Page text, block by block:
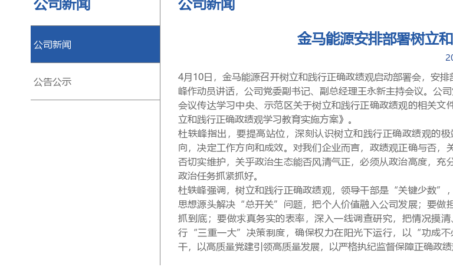
公司新闻
公告公示
金马能源安排部署树立
4月10日，金马能源召开树立和践行正确政绩观启动部署会，安排
峰作动员讲话，公司党委副书记、副总经理王永新主持会议。公
会议传达学习中央、示范区关于树立和践行正确政绩观的相关文
立和践行正确政绩观学习教育实施方案》。
杜轶峰指出，要提高站位，深刻认识树立和践行正确政绩观的极
向，决定工作方向和成效。对我们企业而言，政绩观正确与否
否切实维护，关乎政治生态能否风清气正，必须从政治高度，充
政治任务抓紧抓好。
杜轶峰强调，树立和践行正确政绩观，领导干部是“关键少数”
思想源头解决“总开关”问题，把个人价值融入公司发展；要做
抓到底；要做求真务实的表率，深入一线调查研究，把情况摸
行“三重一大”决策制度，确保权力在阳光下运行， 以“功成不
干，以高质量党建引领高质量发展，以严格执纪监督保障正确政